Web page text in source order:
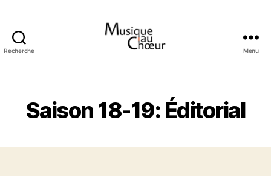
Recherche Menu
Saison 18-19: Éditorial